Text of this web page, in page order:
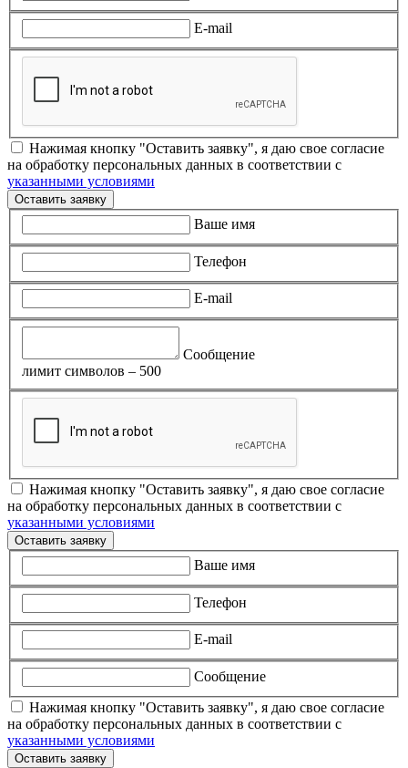
E-mail
Нажимая кнопку "Оставить заявку", я даю свое согласие
на обработку персональных данных в соответствии с
указанными условиями
Оставить заявку
Ваше имя
Телефон
E-mail
Сообщение
лимит символов – 500
Нажимая кнопку "Оставить заявку", я даю свое согласие
на обработку персональных данных в соответствии с
указанными условиями
Оставить заявку
Ваше имя
Телефон
E-mail
Сообщение
Нажимая кнопку "Оставить заявку", я даю свое согласие
на обработку персональных данных в соответствии с
указанными условиями
Оставить заявку